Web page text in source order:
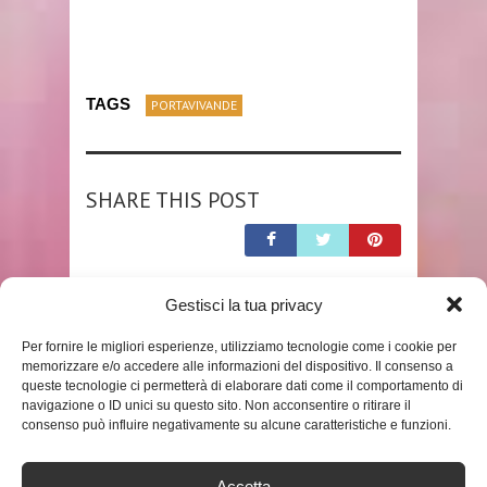
Gestisci la tua privacy
Per fornire le migliori esperienze, utilizziamo tecnologie come i cookie per
memorizzare e/o accedere alle informazioni del dispositivo. Il consenso a
queste tecnologie ci permetterà di elaborare dati come il comportamento di
navigazione o ID unici su questo sito. Non acconsentire o ritirare il
consenso può influire negativamente su alcune caratteristiche e funzioni.
TAGS PORTAVIVANDE
SHARE THIS POST
RELATED POSTS